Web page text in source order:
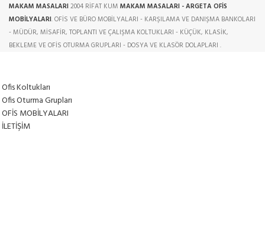
MAKAM MASALARI 2004 RİFAT KUM MAKAM MASALARI - ARGETA OFİS
MOBİLYALARI. OFİS VE BÜRO MOBİLYALARI - KARŞILAMA VE DANIŞMA BANKOLARI
- MÜDÜR, MİSAFİR, TOPLANTI VE ÇALIŞMA KOLTUKLARI - KÜÇÜK, KLASİK,
BEKLEME VE OFİS OTURMA GRUPLARI - DOSYA VE KLASÖR DOLAPLARI .
Ofis Koltukları
Ofis Oturma Grupları
OFİS MOBİLYALARI
İLETİŞİM